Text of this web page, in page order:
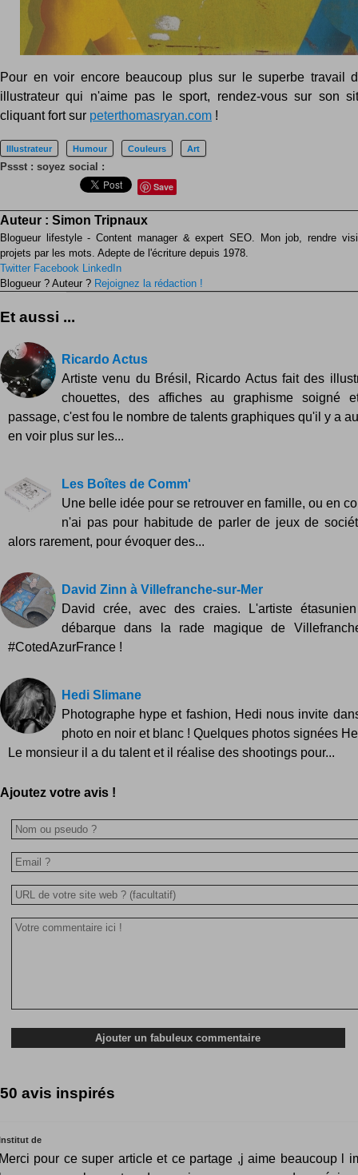
Pour en voir encore beaucoup plus sur le superbe travail
illustrateur qui n'aime pas le sport, rendez-vous sur son
cliquant fort sur peterthomasryan.com !
Illustrateur Humour Couleurs Art
Pssst : soyez social :
Save
Auteur : Simon Tripnaux
Blogueur lifestyle - Content manager & expert SEO. Mon job, rendre
projets par les mots. Adepte de l'écriture depuis 1978.
Twitter Facebook LinkedIn
Blogueur ? Auteur ? Rejoignez la rédaction !
Et aussi ...
Ricardo Actus
Artiste venu du Brésil, Ricardo Actus fait des
chouettes, des affiches au graphisme soigné
passage, c'est fou le nombre de talents graphiques qu'il y a
en voir plus sur les...
Les Boîtes de Comm'
Une belle idée pour se retrouver en famille, ou en
n'ai pas pour habitude de parler de jeux de
alors rarement, pour évoquer des...
David Zinn à Villefranche-sur-Mer
David crée, avec des craies. L'artiste
débarque dans la rade magique de
#CotedAzurFrance !
Hedi Slimane
Photographe hype et fashion, Hedi nous invite
photo en noir et blanc ! Quelques photos signées
Le monsieur il a du talent et il réalise des shootings pour...
Ajoutez votre avis !
50 avis inspirés
de
pour ce super article et ce partage ,j aime beaucoup l